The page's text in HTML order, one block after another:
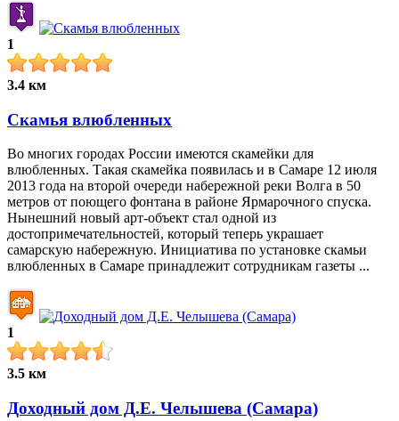
1
3.4 км
Скамья влюбленных
Во многих городах России имеются скамейки для
влюбленных. Такая скамейка появилась и в Самаре 12 июля
2013 года на второй очереди набережной реки Волга в 50
метров от поющего фонтана в районе Ярмарочного спуска.
Нынешний новый арт-объект стал одной из
достопримечательностей, который теперь украшает
самарскую набережную. Инициатива по установке скамьи
влюбленных в Самаре принадлежит сотрудникам газеты ...
1
3.5 км
Доходный дом Д.Е. Челышева (Самара)